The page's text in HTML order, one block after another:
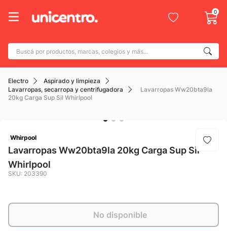
0
Buscá por productos, marcas, colegios y más...
Electro
Aspirado y limpieza
Lavarropas, secarropa y centrifugadora
Lavarropas Ww20bta9la
20kg Carga Sup Sil Whirlpool
Whirpool
Lavarropas Ww20bta9la 20kg Carga Sup Sil
Whirlpool
SKU: 203390
No disponible
Términos más buscados
1. adidas
2. champion
4.
5. botin
6. caterpillar
9. calzado